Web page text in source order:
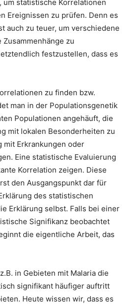
um statistische Korrelationen
Ereignissen zu prüfen. Denn es
auch zu teuer, um verschiedene
Zusammenhänge zu
festzustellen, dass es
zu finden bzw.
man in der Populationsgenetik
Populationen angehäuft, die
mit lokalen Besonderheiten zu
mit Erkrankungen oder
Eine statistische Evaluierung
Korrelation zeigen. Diese
den Ausgangspunkt dar für
des statistischen
Erklärung selbst. Falls bei einer
Signifikanz beobachtet
die eigentliche Arbeit, das
in Gebieten mit Malaria die
signifikant häufiger auftritt
Heute wissen wir, dass es